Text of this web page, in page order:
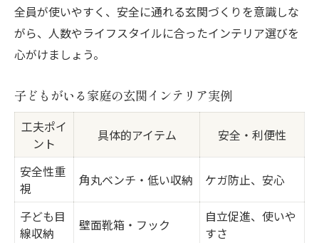
全員が使いやすく、安全に通れる玄関づくりを意識しな
がら、人数やライフスタイルに合ったインテリア選びを
心がけましょう。
子どもがいる家庭の玄関インテリア実例
工夫ポイ
ント
具体的アイテム 安全・利便性
安全性重
視
角丸ベンチ・低い収納 ケガ防止、安心
子ども目
線収納
壁面靴箱・フック
自立促進、使いや
すさ